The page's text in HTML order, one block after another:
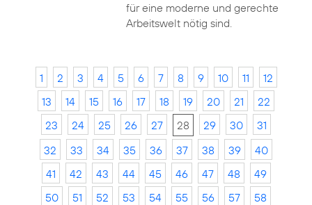
für eine moderne und gerechte
Arbeitswelt nötig sind.
1 2 3 4 5 6 7 8 9 10 11
12
13
14 15 16 17 18 19 20 21
22
23
24 25 26 27 28 29 30
31
32
33 34 35 36 37 38 39
40
41
42 43 44 45 46 47 48
49
50
51 52 53 54 55 56 57
58